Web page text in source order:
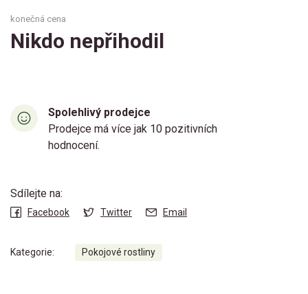
konečná cena
Nikdo nepřihodil
Spolehlivý prodejce
Prodejce má více jak 10 pozitivních
hodnocení.
Sdílejte na:
Facebook Twitter Email
Kategorie: Pokojové rostliny